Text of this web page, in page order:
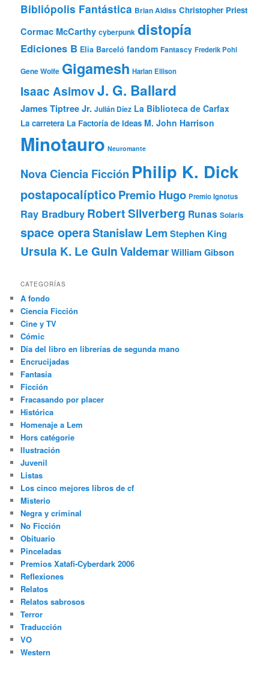
Bibliópolis Fantástica Brian Aldiss Christopher Priest
Cormac McCarthy cyberpunk distopía
Ediciones B Elia Barceló fandom Fantascy Frederik Pohl
Gene Wolfe Gigamesh Harlan Ellison
Isaac AsimovJ. G. Ballard
James Tiptree Jr. Julián Díez La Biblioteca de Carfax
La carretera La Factoría de Ideas M. John Harrison
Minotauro Neuromante
Nova Ciencia Ficción Philip K. Dick
postapocalípticoPremio Hugo Premio Ignotus
Ray Bradbury Robert Silverberg Runas Solaris
space operaStanislaw Lem Stephen King
Ursula K. Le GuinValdemarWilliam Gibson
CATEGORÍAS
A fondo
Ciencia Ficción
Cine y TV
Cómic
Día del libro en librerías de segunda mano
Encrucijadas
Fantasía
Ficción
Fracasando por placer
Histórica
Homenaje a Lem
Hors catégorie
Ilustración
Juvenil
Listas
Los cinco mejores libros de cf
Misterio
Negra y criminal
No Ficción
Obituario
Pinceladas
Premios Xatafi-Cyberdark 2006
Reflexiones
Relatos
Relatos sabrosos
Terror
Traducción
VO
Western